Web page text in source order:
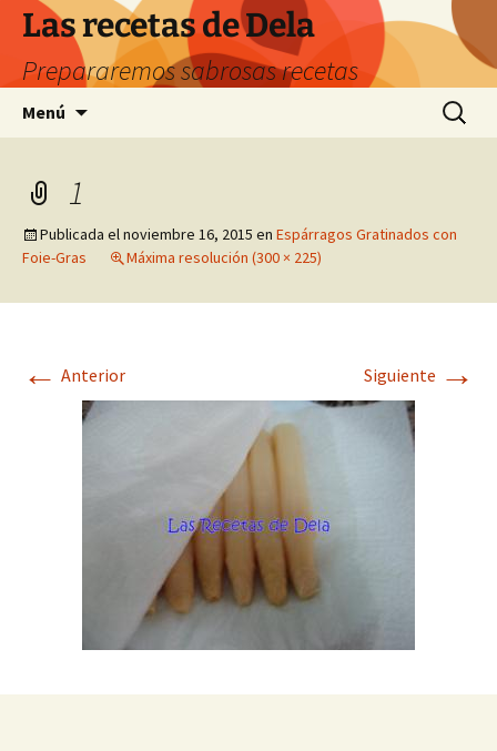
Saltar
contenido
Las recetas de Dela
Prepararemos sabrosas recetas
Menú Buscar:
1
Publicada elnoviembre 16, 2015 en Espárragos Gratinados con
Foie-Gras
Máxima resolución (300 × 225)
← Anterior Siguiente →